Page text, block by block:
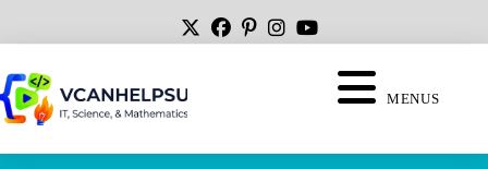
MENUS